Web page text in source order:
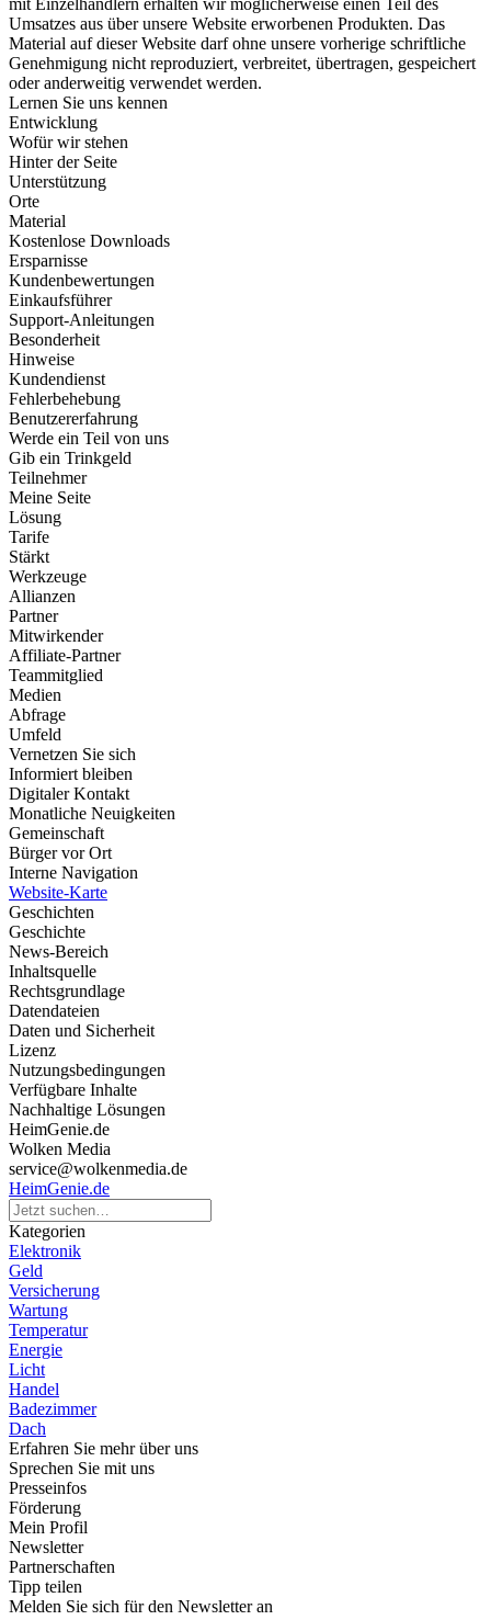
mit Einzelhändlern erhalten wir möglicherweise einen Teil des
Umsatzes aus über unsere Website erworbenen Produkten. Das
Material auf dieser Website darf ohne unsere vorherige schriftliche
Genehmigung nicht reproduziert, verbreitet, übertragen, gespeichert
oder anderweitig verwendet werden.
Lernen Sie uns kennen
Entwicklung
Wofür wir stehen
Hinter der Seite
Unterstützung
Orte
Material
Kostenlose Downloads
Ersparnisse
Kundenbewertungen
Einkaufsführer
Support-Anleitungen
Besonderheit
Hinweise
Kundendienst
Fehlerbehebung
Benutzererfahrung
Werde ein Teil von uns
Gib ein Trinkgeld
Teilnehmer
Meine Seite
Lösung
Tarife
Stärkt
Werkzeuge
Allianzen
Partner
Mitwirkender
Affiliate-Partner
Teammitglied
Medien
Abfrage
Umfeld
Vernetzen Sie sich
Informiert bleiben
Digitaler Kontakt
Monatliche Neuigkeiten
Gemeinschaft
Bürger vor Ort
Interne Navigation
Website-Karte
Geschichten
Geschichte
News-Bereich
Inhaltsquelle
Rechtsgrundlage
Datendateien
Daten und Sicherheit
Lizenz
Nutzungsbedingungen
Verfügbare Inhalte
Nachhaltige Lösungen
HeimGenie.de
Wolken Media
service@wolkenmedia.de
HeimGenie.de
Kategorien
Elektronik
Geld
Versicherung
Wartung
Temperatur
Energie
Licht
Handel
Badezimmer
Dach
Erfahren Sie mehr über uns
Sprechen Sie mit uns
Presseinfos
Förderung
Mein Profil
Newsletter
Partnerschaften
Tipp teilen
Melden Sie sich für den Newsletter an